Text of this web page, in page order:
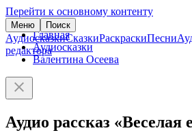
Перейти к основному контенту
Меню Поиск
АудиосказкиСказкиРаскраскиПесни
редактора
Главная
Аудиосказки
Валентина Осеева
Аудио рассказ «Веселая